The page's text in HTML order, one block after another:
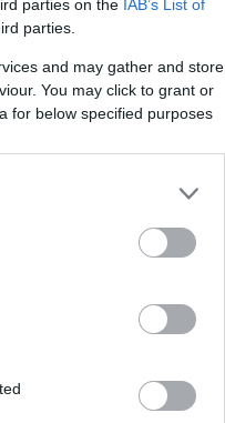
parties on the IAB’s List of
parties.
and may gather and store
You may click to grant or
for below specified purposes